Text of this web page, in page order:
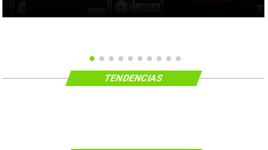
TENDENCIAS